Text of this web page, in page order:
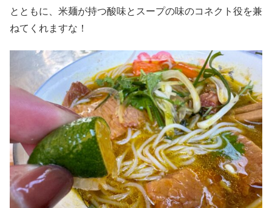
とともに、米麺が持つ酸味とスープの味のコネクト役を兼
ねてくれますな！